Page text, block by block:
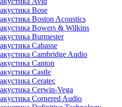
Bose
Boston Acoustics
Bowers & Wilkins
Burmester
Cabasse
Cambridge Audio
Canton
Castle
Ceratec
Cerwin-Vega
Cornered Audio